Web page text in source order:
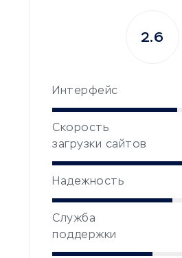
Интерфейс
Скорость
загрузки сайтов
Надежность
Служба
поддержки
2.6